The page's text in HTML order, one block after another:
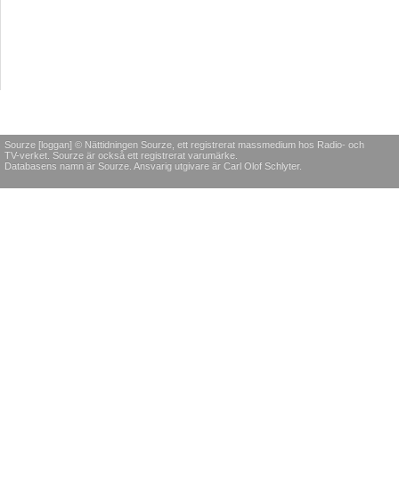
Sourze [loggan] © Nättidningen Sourze, ett registrerat massmedium hos Radio- och
TV-verket. Sourze är också ett registrerat varumärke.
Databasens namn är Sourze. Ansvarig utgivare är Carl Olof Schlyter.